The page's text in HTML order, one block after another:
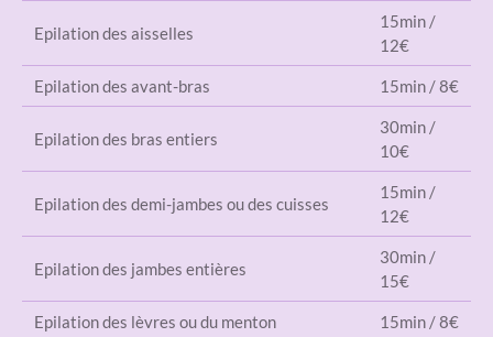
Epilation des aisselles
15min /
12€
Epilation des avant-bras 15min / 8€
Epilation des bras entiers
30min /
10€
Epilation des demi-jambes ou des cuisses
15min /
12€
Epilation des jambes entières
30min /
15€
Epilation des lèvres ou du menton 15min / 8€